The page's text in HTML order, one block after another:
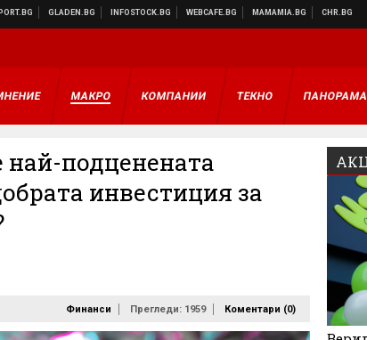
МАКРО КОМПАНИИ ТЕКНО ПАНОРАМА
подценената
инвестиция за
Финанси Прегледи: 1959 Коментари (0)